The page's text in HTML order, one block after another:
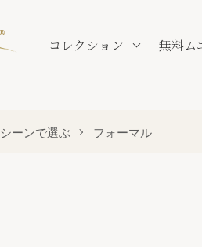
コレクション 無料ム
シーンで選ぶ フォーマル